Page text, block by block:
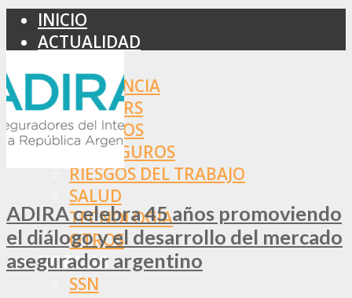
INICIO
ACTUALIDAD
ASISTENCIA
BROKERS
SEGUROS
REASEGUROS
RIESGOS DEL TRABAJO
SALUD
TECNOLOGÍA
OTROS
NORMAS
SSN
ADIRA celebra 45 años promoviendo
el diálogo y el desarrollo del mercado
asegurador argentino